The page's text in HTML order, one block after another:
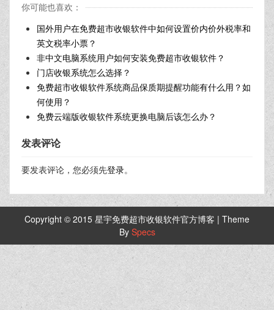
你可能也喜欢：
国外用户在免费超市收银软件中如何设置价内价外税率和
英文税率小票？
非中文电脑系统用户如何安装免费超市收银软件？
门店收银系统怎么选择？
免费超市收银软件系统商品保质期提醒功能有什么用？如
何使用？
免费云端版收银软件系统更换电脑后该怎么办？
发表评论
要发表评论，您必须先登录。
Copyright © 2015 星宇免费超市收银软件官方博客 | Theme
By Specs